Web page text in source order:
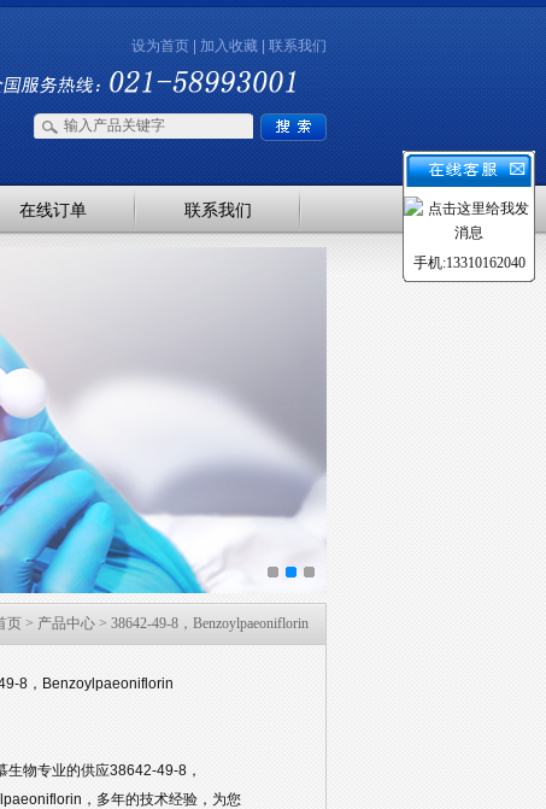
设为首页|加入收藏|联系我们
在线订单 联系我们
页 > 产品中心 > 38642-49-8，Benzoylpaeoniflorin
8，Benzoylpaeoniflorin
生物专业的供应38642-49-8，
，多年的技术经验，为您
手机:13310162040